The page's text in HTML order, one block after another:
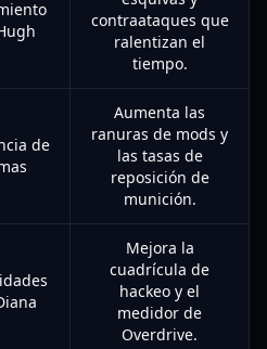
contraataques que
ralentizan el
tiempo.
de
Aumenta las
ranuras de mods y
las tasas de
reposición de
munición.
Mejora la
cuadrícula de
hackeo y el
medidor de
Overdrive.